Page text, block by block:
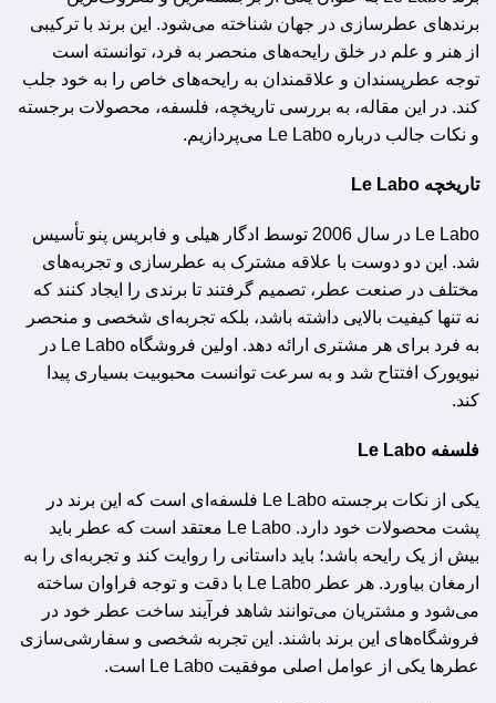
برندهای عطرسازی در جهان شناخته می‌شود. این برند با ترکیبی
از هنر و علم در خلق رایحه‌های منحصر به فرد، توانسته است
توجه عطرپسندان و علاقمندان به رایحه‌های خاص را به خود جلب
کند. در این مقاله، به بررسی تاریخچه، فلسفه، محصولات برجسته
و نکات جالب درباره Le Labo می‌پردازیم.
تاریخچه Le Labo
Le Labo در سال 2006 توسط ادگار هیلی و فابریس پنو تأسیس
شد. این دو دوست با علاقه مشترک به عطرسازی و تجربه‌های
مختلف در صنعت عطر، تصمیم گرفتند تا برندی را ایجاد کنند که
نه تنها کیفیت بالایی داشته باشد، بلکه تجربه‌ای شخصی و منحصر
به فرد برای هر مشتری ارائه دهد. اولین فروشگاه Le Labo در
نیویورک افتتاح شد و به سرعت توانست محبوبیت بسیاری پیدا
کند.
فلسفه Le Labo
یکی از نکات برجسته Le Labo فلسفه‌ای است که این برند در
پشت محصولات خود دارد. Le Labo معتقد است که عطر باید
بیش از یک رایحه باشد؛ باید داستانی را روایت کند و تجربه‌ای را به
ارمغان بیاورد. هر عطر Le Labo با دقت و توجه فراوان ساخته
می‌شود و مشتریان می‌توانند شاهد فرآیند ساخت عطر خود در
فروشگاه‌های این برند باشند. این تجربه شخصی و سفارشی‌سازی
عطرها یکی از عوامل اصلی موفقیت Le Labo است.